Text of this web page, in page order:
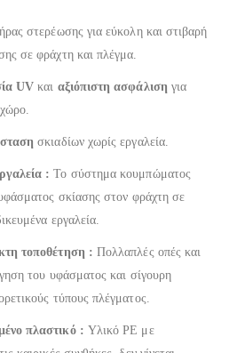
στερέωσης για εύκολη και στιβαρή
σε φράχτη και πλέγμα.
UV και αξιόπιστη ασφάλιση για
σκιαδίων χωρίς εργαλεία.
:Το σύστημα κουμπώματος
σκίασης στον φράχτη σε
εργαλεία.
τοποθέτηση : Πολλαπλές οπές και
του υφάσματος και σίγουρη
τύπους πλέγματος.
πλαστικό : Υλικό PE με